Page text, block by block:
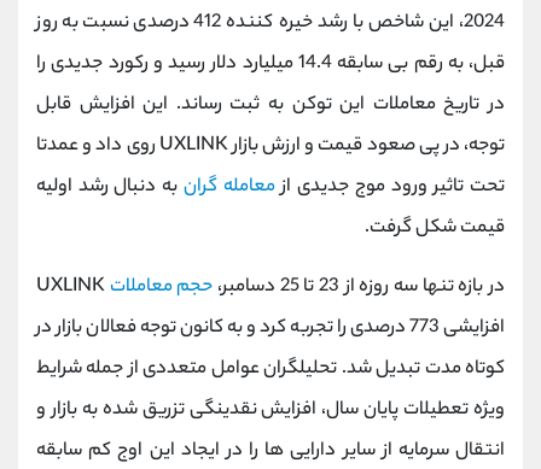
2024، این شاخص با رشد خیره ‌کننده 412 درصدی نسبت به روز
قبل، به رقم بی ‌سابقه 14.4 میلیارد دلار رسید و رکورد جدیدی را
در تاریخ معاملات این توکن به ثبت رساند. این افزایش قابل
توجه، در پی صعود قیمت و ارزش بازار UXLINK روی داد و عمدتا
تحت تاثیر ورود موج جدیدی ازمعامله ‌گران به دنبال رشد اولیه
قیمت شکل گرفت.
در بازه تنها سه‌ روزه از 23 تا 25 دسامبر،
حجم معاملات UXLINK
افزایشی 773 درصدی را تجربه کرد و به کانون توجه فعالان بازار در
کوتاه‌ مدت تبدیل شد. تحلیلگران عوامل متعددی از جمله شرایط
ویژه تعطیلات پایان سال، افزایش نقدینگی تزریق شده به بازار و
انتقال سرمایه از سایر دارایی‌ ها را در ایجاد این اوج کم‌ سابقه